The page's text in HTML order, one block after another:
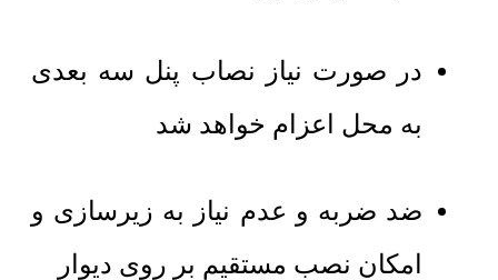
در صورت نیاز نصاب پنل سه بعدی
به محل اعزام خواهد شد
ضد ضربه و عدم نیاز به زیرسازی و
امکان نصب مستقیم بر روی دیوار